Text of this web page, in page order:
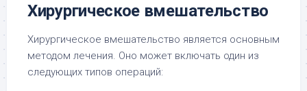
Хирургическое вмешательство
Хирургическое вмешательство является основным
методом лечения. Оно может включать один из
следующих типов операций: